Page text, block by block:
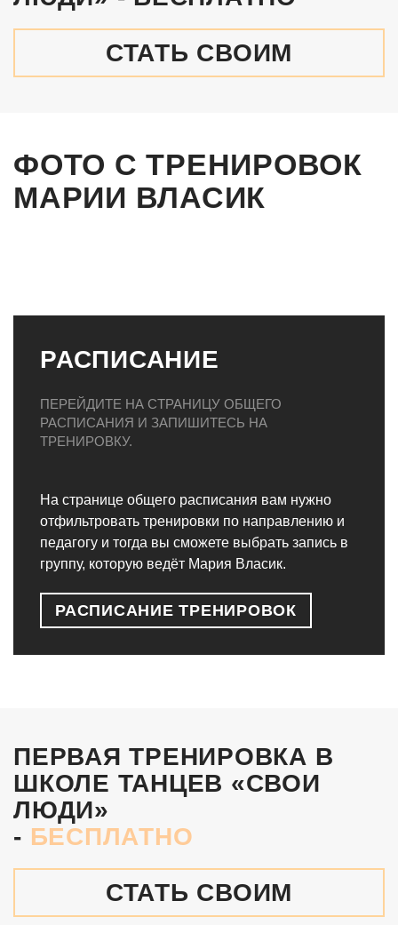
СТАТЬ СВОИМ
ФОТО С ТРЕНИРОВОК
МАРИИ ВЛАСИК
РАСПИСАНИЕ
ПЕРЕЙДИТЕ НА СТРАНИЦУ ОБЩЕГО
РАСПИСАНИЯ И ЗАПИШИТЕСЬ НА
ТРЕНИРОВКУ.
На странице общего расписания вам нужно
отфильтровать тренировки по направлению и
педагогу и тогда вы сможете выбрать запись в
группу, которую ведёт Мария Власик.
РАСПИСАНИЕ ТРЕНИРОВОК
ПЕРВАЯ ТРЕНИРОВКА В
ШКОЛЕ ТАНЦЕВ «СВОИ
ЛЮДИ»
- БЕСПЛАТНО
СТАТЬ СВОИМ